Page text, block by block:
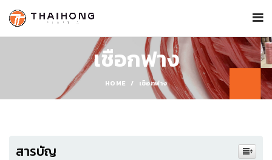
เชือกฟาง
HOME เชือกฟาง
สารบัญ